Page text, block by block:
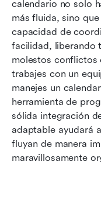
calendario no solo
más fluida, sino
capacidad de
facilidad, liberando
molestos conflictos
trabajes con un
manejes un
herramienta de
sólida integración
adaptable ayudará
fluyan de manera
maravillosamente